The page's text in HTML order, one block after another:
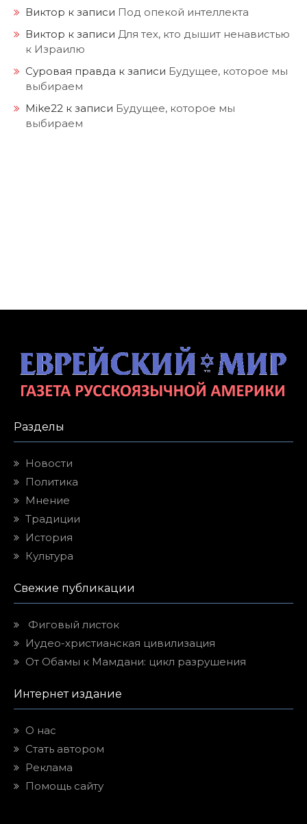
Виктор к записи Под опекой интеллекта
Виктор к записи Для тех, кто дышит ненавистью
к Израилю
Суровая правда к записи Будущее, которое мы
выбираем
Mike22 к записи Будущее, которое мы
выбираем
Разделы
Новости
Политика
Мнение
Традиции
История
Культура
Свежие публикации
Фиговый листок
Иудео-христианская цивилизация
От Обамы к Мамдани: цикл разрушения
Интернет издание
О нас
Стать автором
Реклама
Помощь сайту